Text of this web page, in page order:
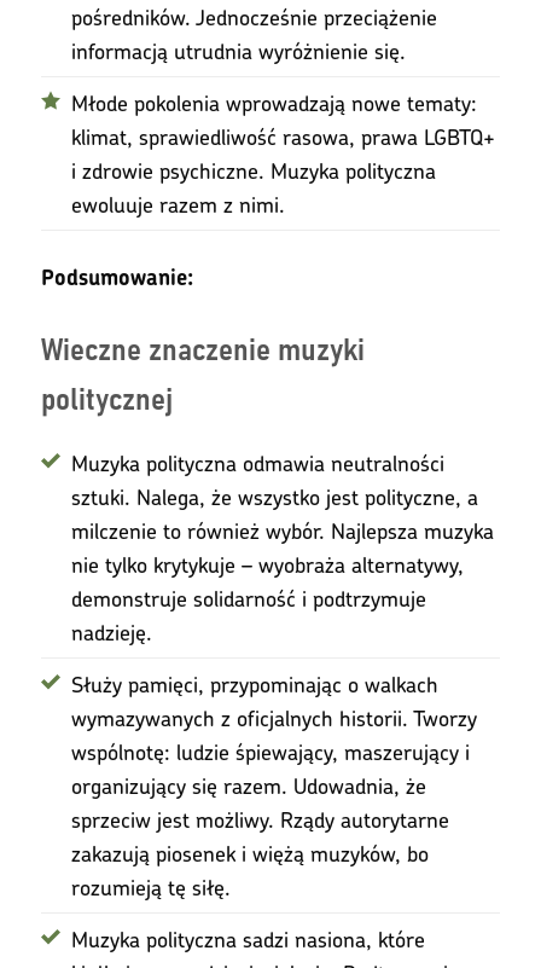
pośredników. Jednocześnie przeciążenie
informacją utrudnia wyróżnienie się.
Młode pokolenia wprowadzają nowe tematy:
klimat, sprawiedliwość rasowa, prawa LGBTQ+
i zdrowie psychiczne. Muzyka polityczna
ewoluuje razem z nimi.
Podsumowanie:
Wieczne znaczenie muzyki
politycznej
Muzyka polityczna odmawia neutralności
sztuki. Nalega, że wszystko jest polityczne, a
milczenie to również wybór. Najlepsza muzyka
nie tylko krytykuje – wyobraża alternatywy,
demonstruje solidarność i podtrzymuje
nadzieję.
Służy pamięci, przypominając o walkach
wymazywanych z oficjalnych historii. Tworzy
wspólnotę: ludzie śpiewający, maszerujący i
organizujący się razem. Udowadnia, że
sprzeciw jest możliwy. Rządy autorytarne
zakazują piosenek i więżą muzyków, bo
rozumieją tę siłę.
Muzyka polityczna sadzi nasiona, które